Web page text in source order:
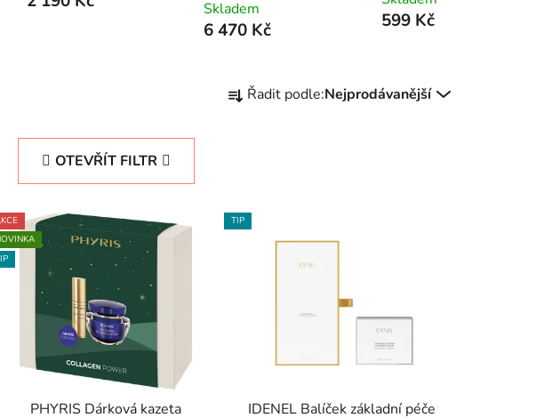
Skladem
6 470 Kč 599 Kč
a
p
Řadit podle:Nejprodávanější
OTEVŘÍT FILTR
PHYRIS Dárková kazeta
TIP
IDENEL Balíček základní péče